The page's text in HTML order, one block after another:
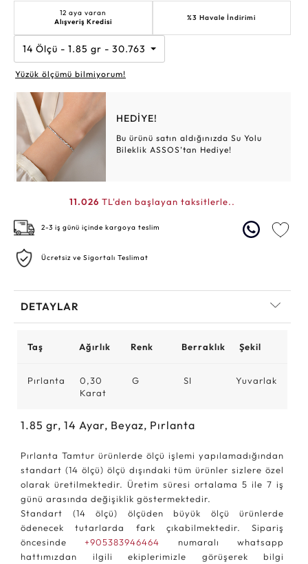
12 aya varan
Alışveriş Kredisi
%3 Havale İndirimi
14 Ölçü - 1.85 gr - 30.763 TL
Yüzük ölçümü bilmiyorum!
HEDİYE!
Bu ürünü satın aldığınızda Su Yolu
Bileklik ASSOS’tan Hediye!
11.026 TL'den başlayan taksitlerle..
2-3 iş günü içinde kargoya teslim
Ücretsiz ve Sigortalı Teslimat
DETAYLAR
Taş Ağırlık Renk Berraklık Şekil
Pırlanta
0,30
Karat
G SI Yuvarlak
1.85 gr, 14 Ayar, Beyaz, Pırlanta
Pırlanta Tamtur ürünlerde ölçü işlemi yapılamadığından
standart (14 ölçü) ölçü dışındaki tüm ürünler sizlere özel
olarak üretilmektedir. Üretim süresi ortalama 5 ile 7 iş
günü arasında değişiklik göstermektedir.
Standart (14 ölçü) ölçüden büyük ölçü ürünlerde
ödenecek tutarlarda fark çıkabilmektedir. Sipariş
öncesinde+905383946464 numaralı whatsapp
hattımızdan ilgili ekiplerimizle görüşerek bilgi